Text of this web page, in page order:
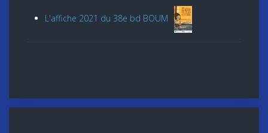
L'affiche 2021 du 38e bd BOUM